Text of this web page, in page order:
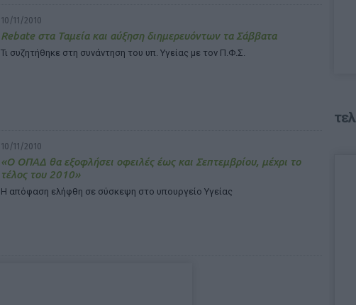
10/11/2010
Rebate στα Ταμεία και αύξηση διημερευόντων τα Σάββατα
Τι συζητήθηκε στη συνάντηση του υπ. Υγείας με τον Π.Φ.Σ.
10/11/2010
«Ο ΟΠΑΔ θα εξοφλήσει οφειλές έως και Σεπτεμβρίου, μέχρι το
τέλος του 2010»
Η απόφαση ελήφθη σε σύσκεψη στο υπουργείο Υγείας